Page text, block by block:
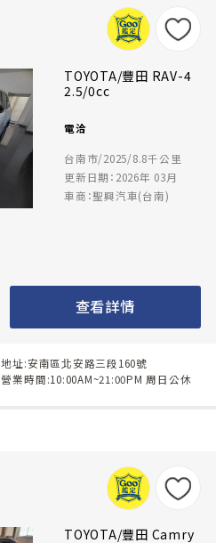
TOYOTA/豐田 RAV-4
2.5/0cc
電洽
台南市/2025/8.8千公里
更新日期：2026年 03月
車商：聖興汽車(台南)
查看詳情
地址:安南區北安路三段160號
營業時間:10:00AM~21:00PM 周日公休
TOYOTA/豐田 Camry